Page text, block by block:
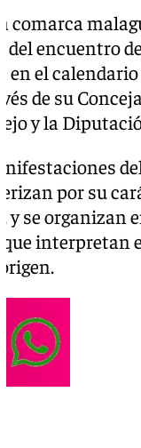
comarca
del encuentro
en el
de su
y la
por su
y se organizan
que interpretan